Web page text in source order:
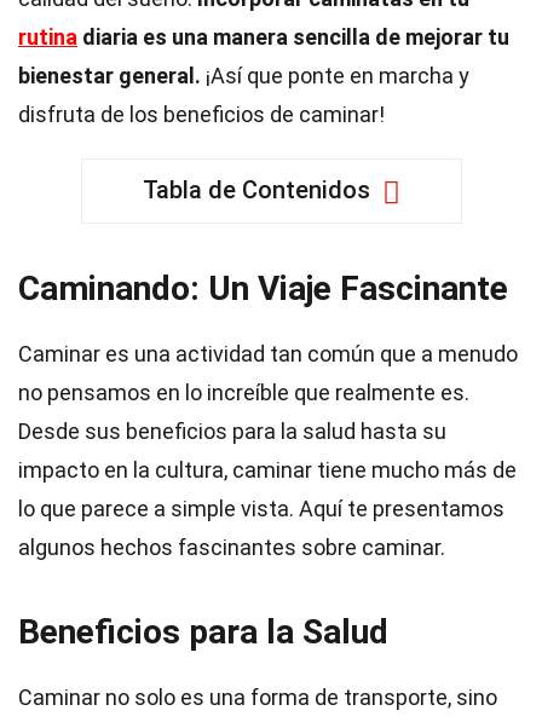
rutina diaria es una manera sencilla de mejorar tu
bienestar general. ¡Así que ponte en marcha y
disfruta de los beneficios de caminar!
Tabla de Contenidos
Caminando: Un Viaje Fascinante
Caminar es una actividad tan común que a menudo
no pensamos en lo increíble que realmente es.
Desde sus beneficios para la salud hasta su
impacto en la cultura, caminar tiene mucho más de
lo que parece a simple vista. Aquí te presentamos
algunos hechos fascinantes sobre caminar.
Beneficios para la Salud
Caminar no solo es una forma de transporte, sino